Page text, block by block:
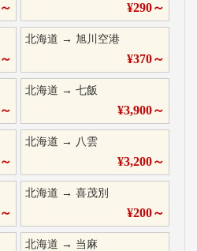
～ ¥290～
～
北海道 →旭川空港
¥370～
～
北海道 →七飯
¥3,900～
～
北海道 → 八雲
¥3,200～
～
北海道 →喜茂別
¥200～
北海道 → 当麻